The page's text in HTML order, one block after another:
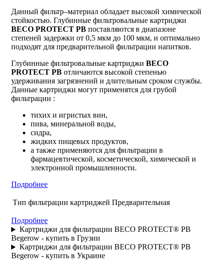
Данный фильтр–материал обладает высокой химической
стойкостью. Глубинные фильтровальные картриджи
ВЕСО PROTECT PB поставляются в диапазоне
степеней задержки от 0,5 мкм до 100 мкм, и оптимально
подходят для предварительной фильтрации напитков.
Глубинные фильтровальные картриджи ВЕСО
PROTECT PB отличаются высокой степенью
удерживания загрязнений и длительным сроком службы.
Данные картриджи могут применятся для грубой
фильтрации :
тихих и игристых вин,
пива, минеральной воды,
сидра,
жидких пищевых продуктов,
а также применяются для фильтрации в
фармацевтической, косметической, химической и
электронной промышленности.
Подробнее
Тип фильтрации картриджей Предварительная
Подробнее
Картриджи для фильтрации BECO PROTECT® PB
Begerow - купить в Грузии
Картриджи для фильтрации BECO PROTECT® PB
Begerow - купить в Украине